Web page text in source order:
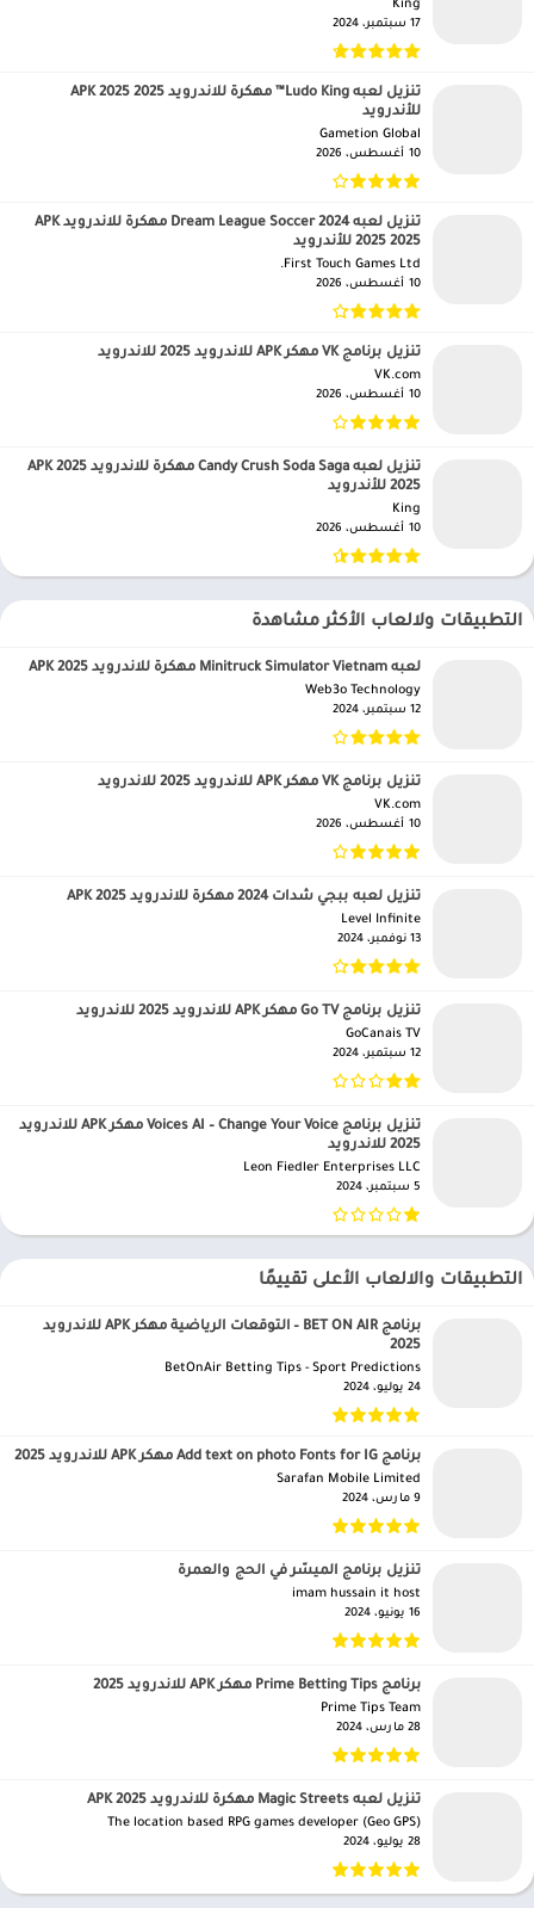
King‏
17 سبتمبر، 2024
تنزيل لعبه Ludo King™ مهكرة للاندرويد APK 2025 2025
للأندرويد
Gametion Global‏
10 أغسطس، 2026
تنزيل لعبه Dream League Soccer 2024 مهكرة للاندرويد APK
2025 2025 للأندرويد
First Touch Games Ltd.‏
10 أغسطس، 2026
تنزيل برنامج VK مهكر APK للاندرويد 2025 للاندرويد
VK.com‏
10 أغسطس، 2026
تنزيل لعبه Candy Crush Soda Saga مهكرة للاندرويد APK 2025
2025 للأندرويد
King‏
10 أغسطس، 2026
التطبيقات ولالعاب الأكثر مشاهدة
لعبه Minitruck Simulator Vietnam مهكرة للاندرويد APK 2025
Web3o Technology‏
12 سبتمبر، 2024
تنزيل برنامج VK مهكر APK للاندرويد 2025 للاندرويد
VK.com‏
10 أغسطس، 2026
تنزيل لعبه ببجي شدات 2024 مهكرة للاندرويد APK 2025
Level Infinite‏
13 نوفمبر، 2024
تنزيل برنامج Go TV مهكر APK للاندرويد 2025 للاندرويد
GoCanais TV‏
12 سبتمبر، 2024
تنزيل برنامج Voices AI – Change Your Voice مهكر APK للاندرويد
2025 للاندرويد
Leon Fiedler Enterprises LLC‏
5 سبتمبر، 2024
التطبيقات والالعاب الأعلى تقييمًا
برنامج BET ON AIR – التوقعات الرياضية مهكر APK للاندرويد
2025
BetOnAir Betting Tips - Sport Predictions‏
24 يوليو، 2024
برنامج Add text on photo Fonts for IG مهكر APK للاندرويد 2025
Sarafan Mobile Limited‏
9 مارس، 2024
تنزيل برنامج الميسّر في الحج والعمرة
imam hussain it host‏
16 يونيو، 2024
برنامج Prime Betting Tips مهكر APK للاندرويد 2025
Prime Tips Team‏
28 مارس، 2024
تنزيل لعبه Magic Streets مهكرة للاندرويد APK 2025
The location based RPG games developer (Geo GPS)‏
28 يوليو، 2024